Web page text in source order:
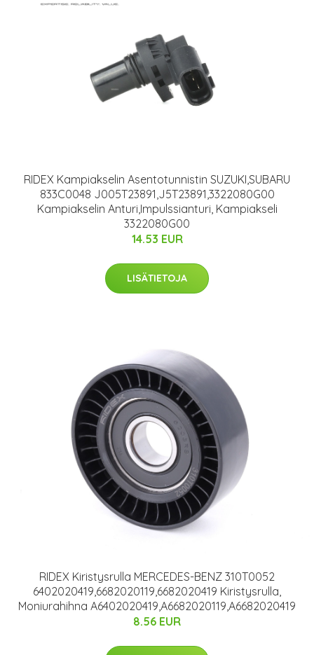
RIDEX Kampiakselin Asentotunnistin SUZUKI,SUBARU
833C0048 J005T23891,J5T23891,3322080G00
Kampiakselin Anturi,Impulssianturi, Kampiakseli
3322080G00
14.53 EUR
LISÄTIETOJA
RIDEX Kiristysrulla MERCEDES-BENZ 310T0052
6402020419,6682020119,6682020419 Kiristysrulla,
Moniurahihna A6402020419,A6682020119,A6682020419
8.56 EUR